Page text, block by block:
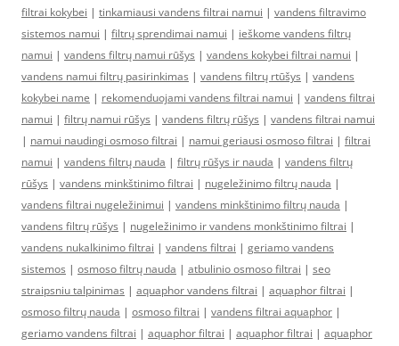
filtrai kokybei | tinkamiausi vandens filtrai namui | vandens filtravimo
sistemos namui | filtrų sprendimai namui | ieškome vandens filtrų
namui | vandens filtrų namui rūšys | vandens kokybei filtrai namui |
vandens namui filtrų pasirinkimas | vandens filtrų rtūšys | vandens
kokybei name | rekomenduojami vandens filtrai namui | vandens filtrai
namui | filtrų namui rūšys | vandens filtrų rūšys | vandens filtrai namui
| namui naudingi osmoso filtrai | namui geriausi osmoso filtrai | filtrai
namui | vandens filtrų nauda | filtrų rūšys ir nauda | vandens filtrų
rūšys | vandens minkštinimo filtrai | nugeležinimo filtrų nauda |
vandens filtrai nugeležinimui | vandens minkštinimo filtrų nauda |
vandens filtrų rūšys | nugeležinimo ir vandens monkštinimo filtrai |
vandens nukalkinimo filtrai | vandens filtrai | geriamo vandens
sistemos | osmoso filtrų nauda | atbulinio osmoso filtrai | seo
straipsniu talpinimas | aquaphor vandens filtrai | aquaphor filtrai |
osmoso filtrų nauda | osmoso filtrai | vandens filtrai aquaphor |
geriamo vandens filtrai | aquaphor filtrai | aquaphor filtrai | aquaphor